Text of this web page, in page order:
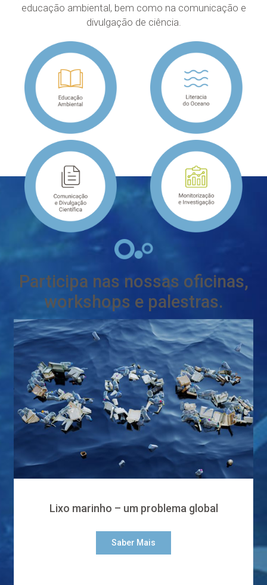
educação ambiental, bem como na comunicação e
divulgação de ciência.
Participa nas nossas oficinas,
workshops e palestras.
Lixo marinho – um problema global
Saber Mais